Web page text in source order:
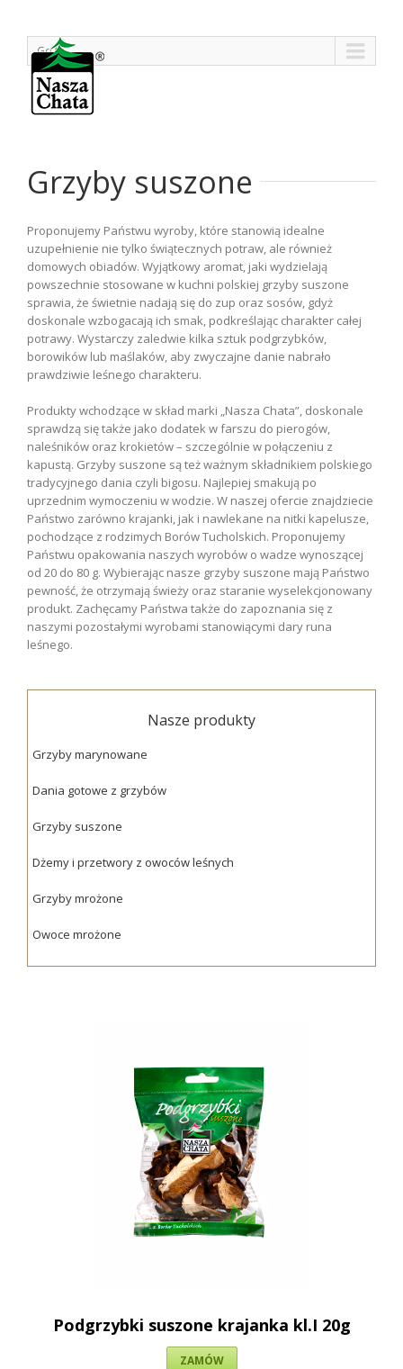
Go to...
Grzyby suszone
Proponujemy Państwu wyroby, które stanowią idealne
uzupełnienie nie tylko świątecznych potraw, ale również
domowych obiadów. Wyjątkowy aromat, jaki wydzielają
powszechnie stosowane w kuchni polskiej grzyby suszone
sprawia, że świetnie nadają się do zup oraz sosów, gdyż
doskonale wzbogacają ich smak, podkreślając charakter całej
potrawy. Wystarczy zaledwie kilka sztuk podgrzybków,
borowików lub maślaków, aby zwyczajne danie nabrało
prawdziwie leśnego charakteru.
Produkty wchodzące w skład marki „Nasza Chata”, doskonale
sprawdzą się także jako dodatek w farszu do pierogów,
naleśników oraz krokietów – szczególnie w połączeniu z
kapustą. Grzyby suszone są też ważnym składnikiem polskiego
tradycyjnego dania czyli bigosu. Najlepiej smakują po
uprzednim wymoczeniu w wodzie. W naszej ofercie znajdziecie
Państwo zarówno krajanki, jak i nawlekane na nitki kapelusze,
pochodzące z rodzimych Borów Tucholskich. Proponujemy
Państwu opakowania naszych wyrobów o wadze wynoszącej
od 20 do 80 g. Wybierając nasze grzyby suszone mają Państwo
pewność, że otrzymają świeży oraz staranie wyselekcjonowany
produkt. Zachęcamy Państwa także do zapoznania się z
naszymi pozostałymi wyrobami stanowiącymi dary runa
leśnego.
Nasze produkty
Grzyby marynowane
Dania gotowe z grzybów
Grzyby suszone
Dżemy i przetwory z owoców leśnych
Grzyby mrożone
Owoce mrożone
Podgrzybki suszone krajanka kl.I 20g
ZAMÓW